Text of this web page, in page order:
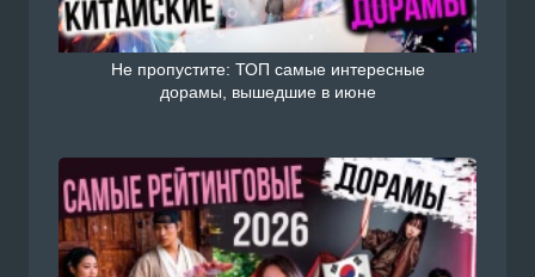
Не пропустите: ТОП самые интересные
дорамы, вышедшие в июне